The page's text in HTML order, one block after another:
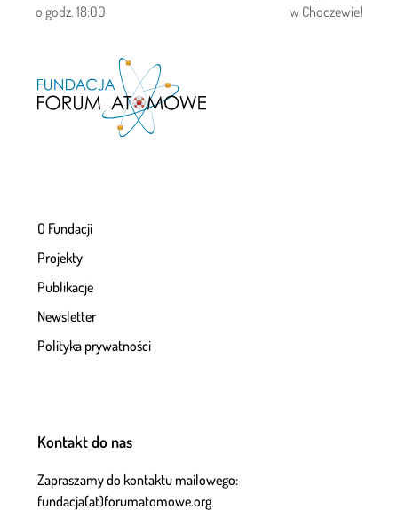
post:o godz. 18:00
w Choczewie!
O Fundacji
Projekty
Publikacje
Newsletter
Polityka prywatności
Kontakt do nas
Zapraszamy do kontaktu mailowego:
fundacja(at)forumatomowe.org